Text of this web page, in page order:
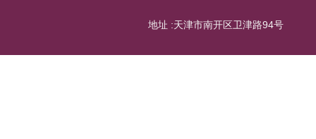
地址 :天津市南开区卫津路94号